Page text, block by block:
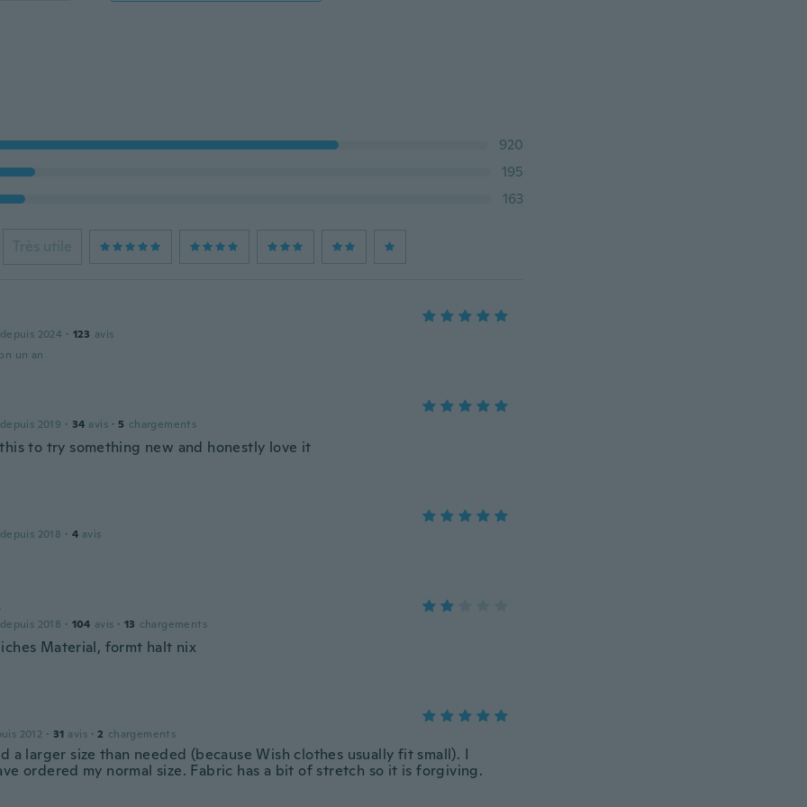
920
195
163
Très utile
2024 · 123 avis
un an
2019 · 34 avis · 5 chargements
to try something new and honestly love it
2018 · 4 avis
2018 · 104 avis · 13 chargements
Material, formt halt nix
2012 · 31 avis · 2 chargements
a larger size than needed (because Wish clothes usually fit small). I
ordered my normal size. Fabric has a bit of stretch so it is forgiving.